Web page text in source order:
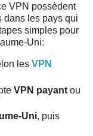
VPN possèdent
dans les pays qui
simples pour
Uni:
les VPN
VPN payant ou
Uni, puis